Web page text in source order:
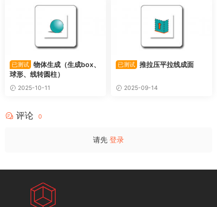
已测试 物体生成（生成box、
球形、线转圆柱）
2025-10-11
已测试 推拉压平拉线成面
2025-09-14
评论 0
请先 登录